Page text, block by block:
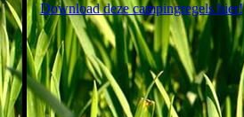
Download deze campingregels hier!